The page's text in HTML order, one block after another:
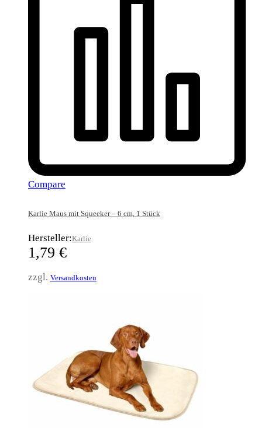
Compare
Karlie Maus mit Squeeker – 6 cm, 1 Stück
Hersteller:Karlie
1,79 €
zzgl. Versandkosten